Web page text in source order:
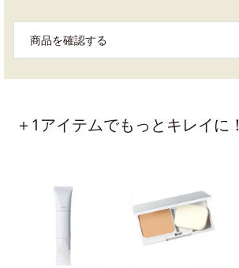
商品を確認する
＋1アイテムでもっとキレイに！